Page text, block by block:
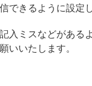
できるように設定
入ミスなどがある
いいたします。